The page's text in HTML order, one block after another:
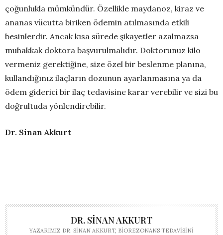
çoğunlukla mümkündür. Özellikle maydanoz, kiraz ve
ananas vücutta biriken ödemin atılmasında etkili
besinlerdir. Ancak kısa sürede şikayetler azalmazsa
muhakkak doktora başvurulmalıdır. Doktorunuz kilo
vermeniz gerektiğine, size özel bir beslenme planına,
kullandığınız ilaçların dozunun ayarlanmasına ya da
ödem giderici bir ilaç tedavisine karar verebilir ve sizi bu
doğrultuda yönlendirebilir.
Dr. Sinan Akkurt
DR. SINAN AKKURT
YAZARIMIZ DR. SINAN AKKURT, BIOREZONANS TEDAVISINI